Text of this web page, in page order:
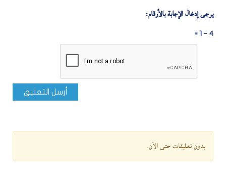
يرجى إدخال الإجابة بالأرقام:
4 − 1 =
أرسل التعليق
بدون تعليقات حتى الآن.